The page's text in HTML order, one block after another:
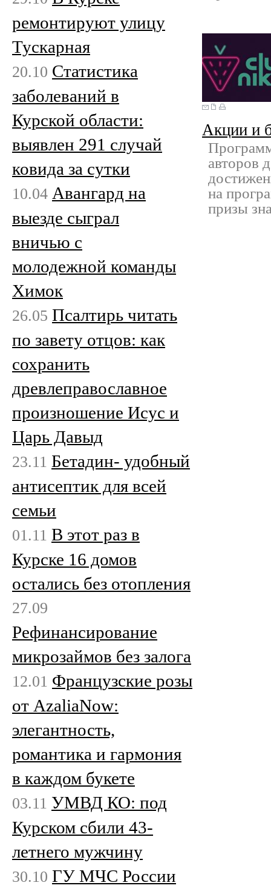
Акции и
авторов
на
призы
ремонтируют улицу
Тускарная
20.10 Статистика
заболеваний в
Курской области:
выявлен 291 случай
ковида за сутки
10.04 Авангард на
выезде сыграл
вничью с
молодежной команды
Химок
26.05 Псалтирь читать
по завету отцов: как
сохранить
древлеправославное
произношение Исус и
Царь Давыд
23.11 Бетадин- удобный
антисептик для всей
семьи
01.11 В этот раз в
Курске 16 домов
остались без отопления
27.09
Рефинансирование
микрозаймов без залога
12.01 Французские розы
от AzaliaNow:
элегантность,
романтика и гармония
в каждом букете
03.11 УМВД КО: под
Курском сбили 43-
летнего мужчину
30.10 ГУ МЧС России